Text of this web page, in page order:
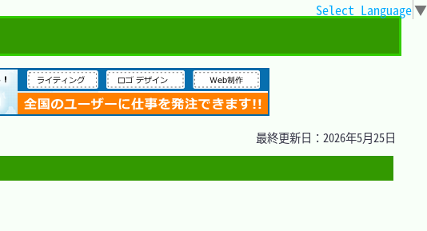
Select Language▼
最終更新日：2026年5月25日